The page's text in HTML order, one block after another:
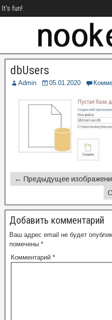
It's fun!
dbUsers
Admin 05.01.2020
← Предыдущее
Добавить комментарий
Ваш адрес email не будет
помечены *
Комментарий *